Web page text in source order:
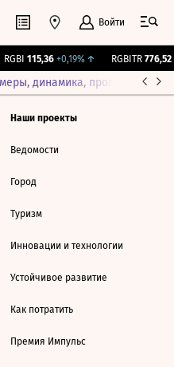
Войти
RGBI 115,36 +0,19%↑ RGBITR 776,52
динамика, прогнозы
Наши проекты
Ведомости
Город
Туризм
Инновации и технологии
Устойчивое развитие
Как потратить
Премия Импульс